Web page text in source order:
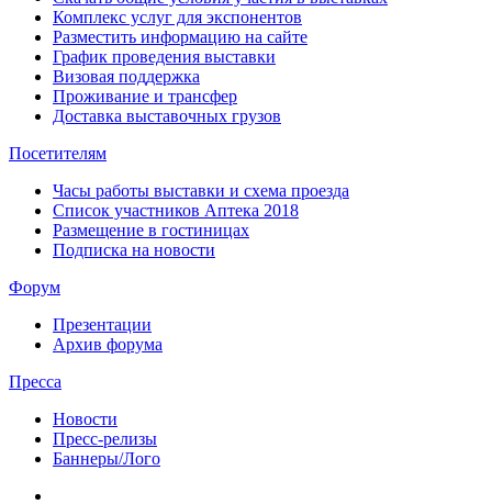
Комплекс услуг для экспонентов
Разместить информацию на сайте
График проведения выставки
Визовая поддержка
Проживание и трансфер
Доставка выставочных грузов
Посетителям
Часы работы выставки и схема проезда
Список участников Аптека 2018
Размещение в гостиницах
Подписка на новости
Форум
Презентации
Архив форума
Пресса
Новости
Пресс-релизы
Баннеры/Лого